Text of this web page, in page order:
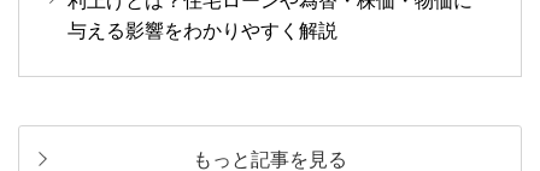
与える影響をわかりやすく解説
もっと記事を見る